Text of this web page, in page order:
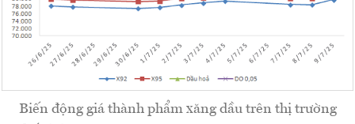
Biến động giá thành phẩm xăng dầu trên thị trường